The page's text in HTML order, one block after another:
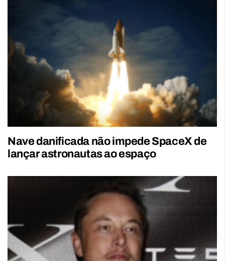
Nave danificada não impede SpaceX de
lançar astronautas ao espaço